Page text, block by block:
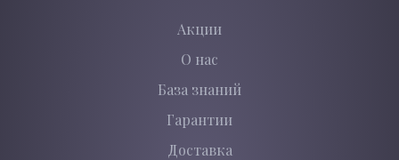
Акции
О нас
База знаний
Гарантии
Доставка